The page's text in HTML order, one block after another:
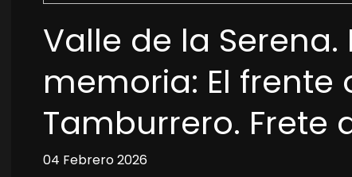
Valle de la
memoria: El frente
Tamburrero. Frete
04 Febrero 2026